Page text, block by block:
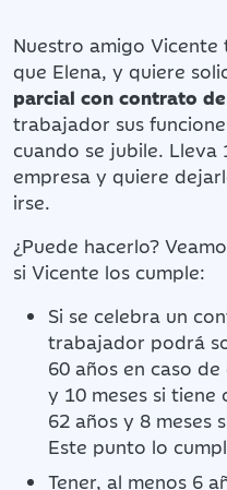
Nuestro amigo Vicente
que Elena, y quiere
parcial con contrato
trabajador sus
cuando se jubile.
empresa y quiere
irse.
¿Puede hacerlo?
si Vicente los cumple:
Si se celebra un
trabajador podrá
60 años en caso
y 10 meses si tiene
62 años y 8 meses
Este punto lo
Tener, al menos 6